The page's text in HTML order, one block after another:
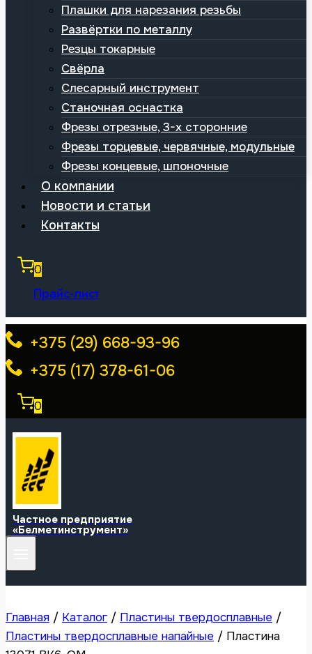
Плашки для нарезания резьбы
Развёртки по металлу
Резцы токарные
Свёрла
Слесарный инструмент
Станочная оснастка
Фрезы отрезные, 3-х сторонние
Фрезы торцевые, червячные, модульные
Фрезы концевые, шпоночные
О компании
Новости и статьи
Контакты
0
Прайс-лист
+375 (29) 668-93-96
+375 (17) 378-61-06
0
Частное предприятие
«Белметинструмент»
Главная / Каталог / Пластины твердосплавные /
Пластины твердосплавные напайные / Пластина